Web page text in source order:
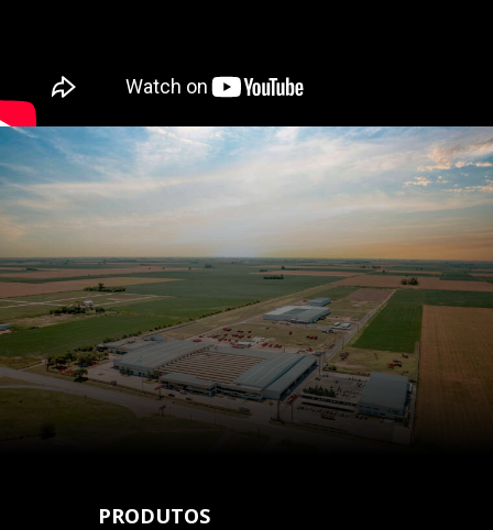
PRODUTOS